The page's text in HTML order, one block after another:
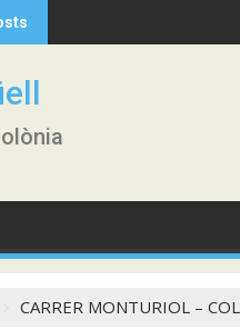
CARRER MONTURIOL –